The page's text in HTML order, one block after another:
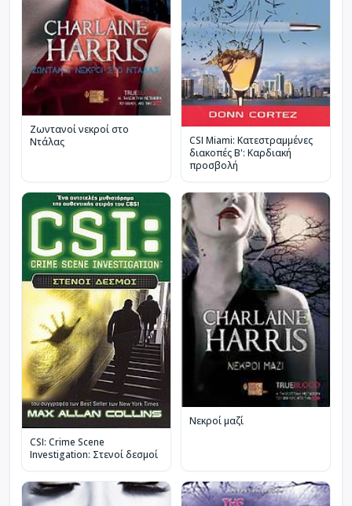
Ζωντανοί νεκροί στο
Ντάλας
CSI Miami: Κατεστραμμένες
διακοπές Β': Καρδιακή
προσβολή
CSI: Crime Scene
Investigation: Στενοί δεσμοί
Νεκροί μαζί